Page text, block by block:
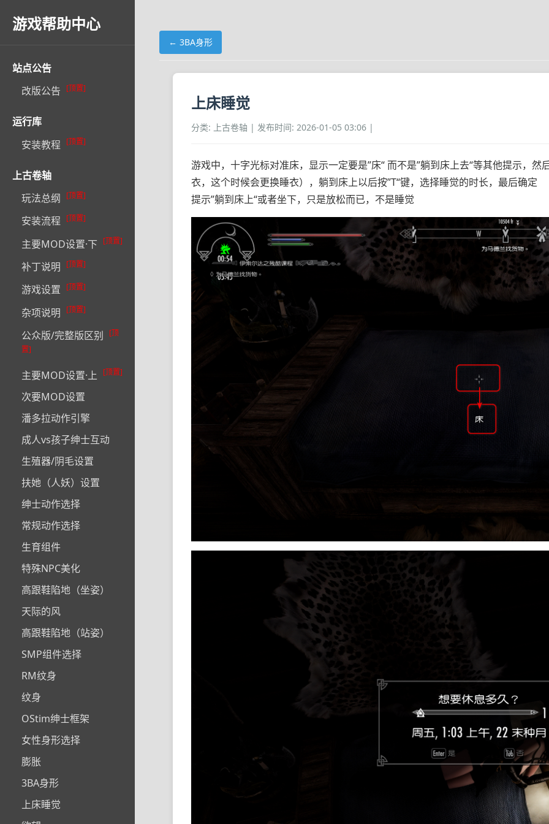
游戏帮助中心
站点公告
改版公告
[顶置]
运行库
安装教程
[顶置]
上古卷轴
玩法总纲
[顶置]
安装流程 [顶置]
主要MOD设置·下 [顶置]
补丁说明 [顶置]
游戏设置 [顶置]
杂项说明 [顶置]
公众版/完整版区别
[顶
置]
主要MOD设置·上 [顶置]
次要MOD设置
潘多拉动作引擎
成人vs孩子绅士互动
生殖器/阴毛设置
扶她（人妖）设置
绅士动作选择
常规动作选择
生育组件
特殊NPC美化
高跟鞋陷地（坐姿）
天际的风
高跟鞋陷地（站姿）
SMP组件选择
RM纹身
纹身
OStim绅士框架
女性身形选择
膨胀
3BA身形
上床睡觉
← 3BA身形
上床睡觉
分类: 上古卷轴 | 发布时间: 2026-01-05 03:06 |
游戏中，十字光标对准床，显示一定要是”床“ 而不是”躺到床上去“等其他提示，然
衣，这个时候会更换睡衣），躺到床上以后按”T“键，选择睡觉的时长，最后确定
提示”躺到床上“或者坐下，只是放松而已，不是睡觉